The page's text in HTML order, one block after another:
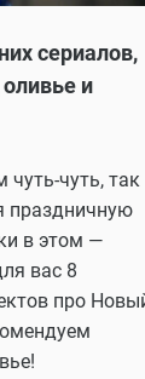
сериалов,
и
чуть-чуть, так
праздничную
в этом —
вас 8
про